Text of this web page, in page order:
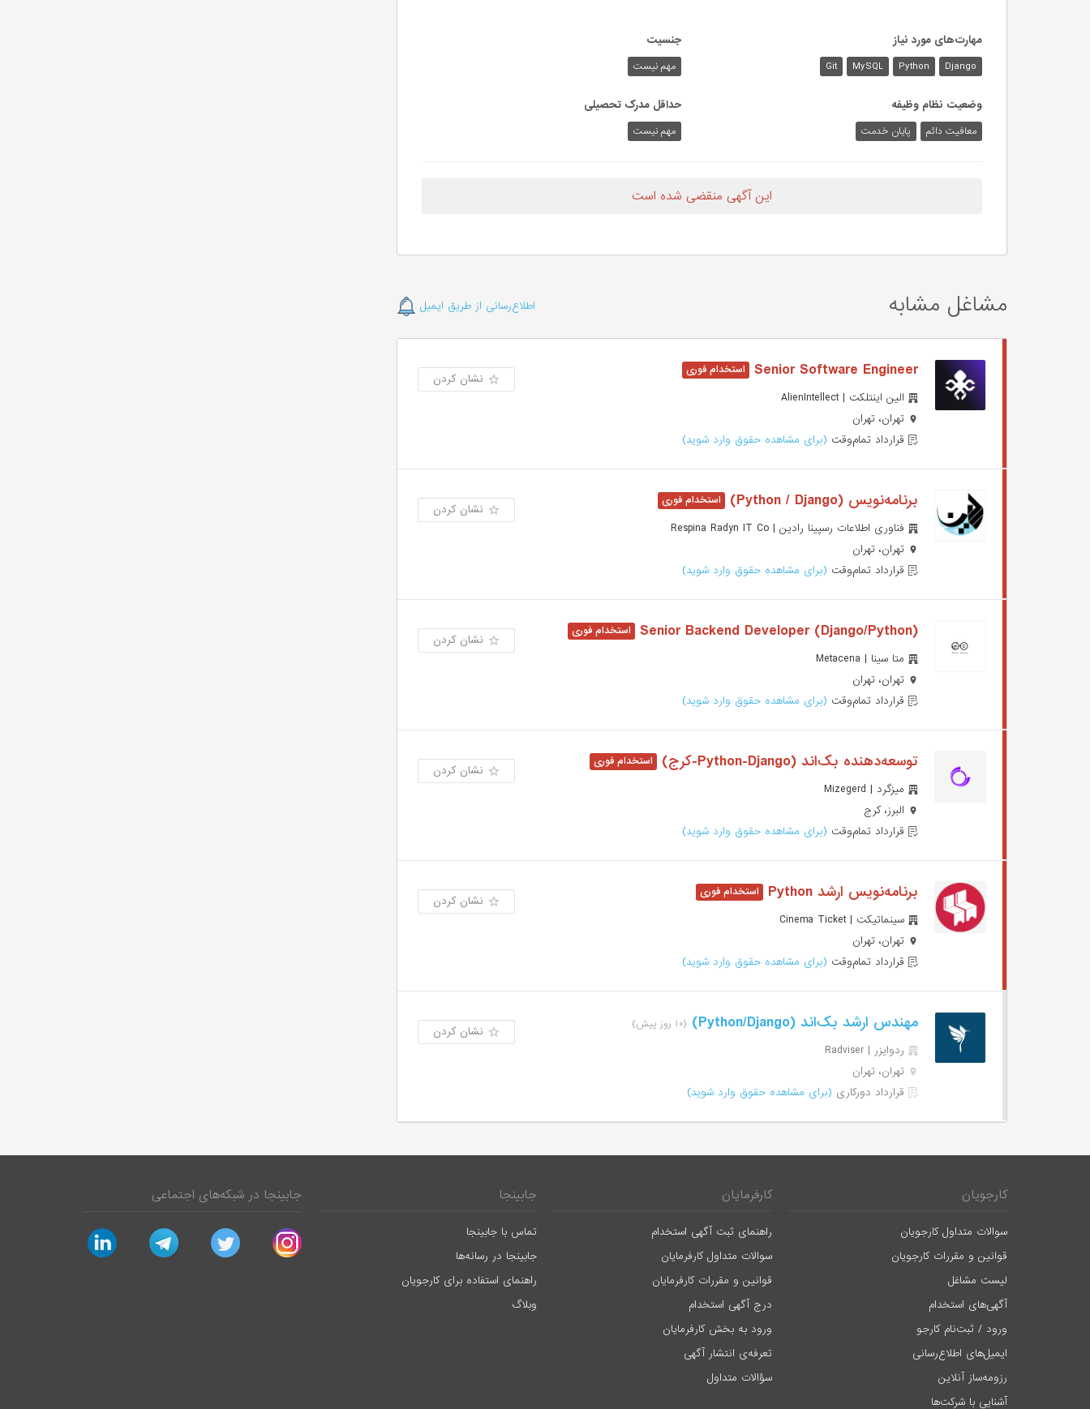
مهارت‌های مورد نیاز
Django
Python
MySQL
Git
جنسیت
مهم نیست
وضعیت نظام وظیفه
معافیت دائم پایان خدمت
حداقل مدرک تحصیلی
مهم نیست
این آگهی منقضی شده است
مشاغل مشابه اطلاع‌رسانی از طریق ایمیل
Senior Software Engineer
الین اینتلکت | AlienIntellect
تهران، تهران
قرارداد تمام‌وقت (برای مشاهده حقوق وارد شوید)
نشان کردن
برنامه‌نویس (Python / Django)
فناوری اطلاعات رسپینا رادین | Respina Radyn IT Co
تهران، تهران
قرارداد تمام‌وقت (برای مشاهده حقوق وارد شوید)
نشان کردن
(Senior Backend Developer (Django/Python
متا سینا | Metacena
تهران، تهران
قرارداد تمام‌وقت (برای مشاهده حقوق وارد شوید)
نشان کردن
توسعه‌دهنده بک‌اند (Python-Django-کرج)
میزگرد | Mizegerd
البرز، کرج
قرارداد تمام‌وقت (برای مشاهده حقوق وارد شوید)
نشان کردن
برنامه‌نویس ارشد Python
سینماتیکت | Cinema Ticket
تهران، تهران
قرارداد تمام‌وقت (برای مشاهده حقوق وارد شوید)
نشان کردن
مهندس ارشد بک‌اند (Python/Django) (۱۰ روز پیش)
ردوایزر | Radviser
تهران، تهران
قرارداد دورکاری (برای مشاهده حقوق وارد شوید)
نشان کردن
کارجویان
سوالات متداول کارجویان
قوانین و مقررات کارجویان
لیست مشاغل
آگهی‌های استخدام
ورود / ثبت‌نام کارجو
ایمیل‌های اطلاع‌رسانی
رزومه‌ساز آنلاین
آشنایی با شرکت‌ها
کارفرمایان
راهنمای ثبت آگهی استخدام
سوالات متداول کارفرمایان
قوانین و مقررات کارفرمایان
درج آگهی استخدام
ورود به بخش کارفرمایان
تعرفه‌ی انتشار آگهی
سؤالات متداول
جابینجا
تماس با جابینجا
جابینجا در رسانه‌ها
راهنمای استفاده برای کارجویان
وبلاگ
جابینجا در شبکه‌های اجتماعی
instagram
twitter
telegram
linkedin